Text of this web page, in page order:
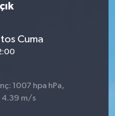
Cuma
1007 hpa hPa,
4.39 m/s